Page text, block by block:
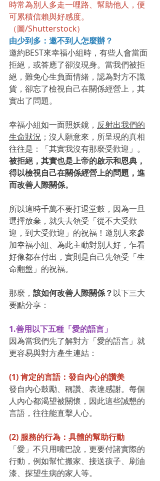
時常為別人多走一哩路、幫助他人，便
可累積信賴與好感度。
（圖/Shutterstock）
由少到多：邀不到人怎麼辦？
邀約BEST來幸福小組時，有些人會當面
拒絕，或答應了卻沒現身。當我們被拒
絕，難免心生負面情緒，認為對方不識
貨，卻忘了檢視自己在關係經營上，其
實出了問題。
幸福小組如一面照妖鏡， 反射出我們的
生命狀況 ；沒人願意來，所呈現的真相
往往是：「其實我沒有那麼受歡迎」。
被拒絕，其實也是上帝的啟示和恩典，
得以檢視自己在關係經營上的問題，進
而改善人際關係。
所以這時千萬不要打退堂鼓，因為一旦
選擇放棄，就失去領受「從不大受歡
迎，到大受歡迎」的祝福！邀別人來參
加幸福小組、為此主動對別人好，乍看
好像都在付出，實則是自己先領受「生
命翻盤」的祝福。
那麼， 該如何改善人際關係？以下三大
要點分享：
1.善用以下五種「愛的語言」
因為當我們先了解對方「愛的語言」就
更容易與對方產生連結：
(1) 肯定的言語：發自內心的讚美
發自內心鼓勵、稱讚、表達感謝。每個
人內心都渴望被關懷，因此這些誠懇的
言語，往往能直擊人心。
(2) 服務的行為：具體的幫助行動
「愛」不只用嘴巴說，更要付諸實際的
行動，例如幫忙搬家、接送孩子、刷油
漆、探望生病的家人等。